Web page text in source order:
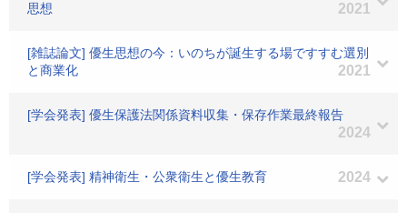
思想
2021
[雑誌論文] 優生思想の今：いのちが誕生する場ですすむ選別
と商業化
2021
[学会発表] 優生保護法関係資料収集・保存作業最終報告
2024
[学会発表] 精神衛生・公衆衛生と優生教育 2024